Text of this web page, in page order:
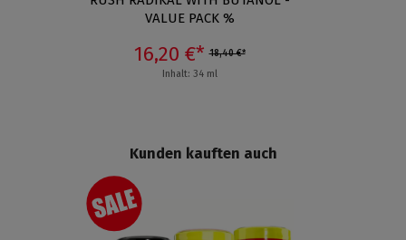
VALUE PACK %
16,20 €* 18,40 €*
Inhalt: 34 ml
Kunden kauften auch